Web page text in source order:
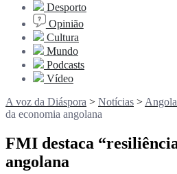
Desporto
Opinião
Cultura
Mundo
Podcasts
Vídeo
A voz da Diáspora > Notícias > Angola
da economia angolana
FMI destaca
angolana